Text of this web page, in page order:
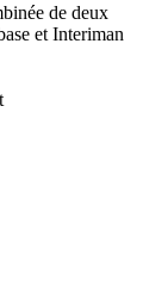
de deux
et Interiman